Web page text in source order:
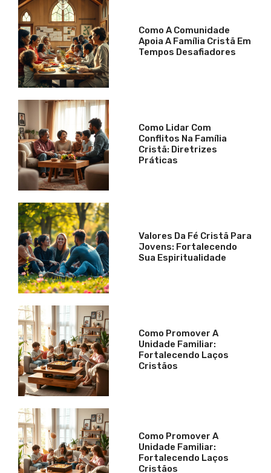
Como A Comunidade
Apoia A Família Cristã Em
Tempos Desafiadores
Como Lidar Com
Conflitos Na Família
Cristã: Diretrizes
Práticas
Valores Da Fé Cristã Para
Jovens: Fortalecendo
Sua Espiritualidade
Como Promover A
Unidade Familiar:
Fortalecendo Laços
Cristãos
Como Promover A
Unidade Familiar:
Fortalecendo Laços
Cristãos